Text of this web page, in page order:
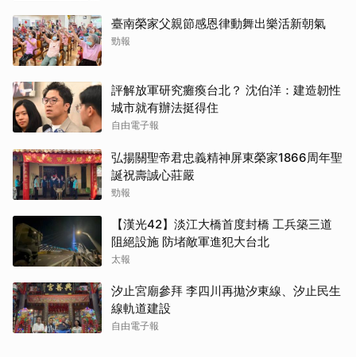
臺南榮家父親節感恩律動舞出樂活新朝氣
勁報
評解放軍研究癱瘓台北？ 沈伯洋：建造韌性
城市就有辦法挺得住
自由電子報
弘揚關聖帝君忠義精神屏東榮家1866周年聖
誕祝壽誠心莊嚴
勁報
【漢光42】淡江大橋首度封橋 工兵築三道
阻絕設施 防堵敵軍進犯大台北
太報
汐止宮廟參拜 李四川再拋汐東線、汐止民生
線軌道建設
自由電子報